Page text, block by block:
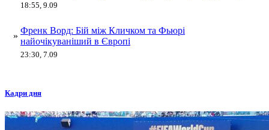
18:55, 9.09
»
Френк Ворд: Бій між Кличком та Фьюрі
найочікуваніший в Європі
23:30, 7.09
Кадри дня